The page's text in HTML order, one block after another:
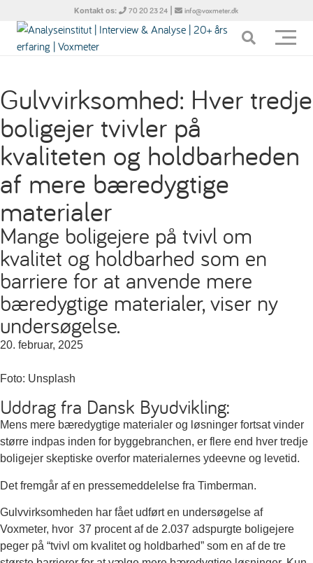
Kontakt os: 70 20 23 24 | info@voxmeter.dk
Gulvvirksomhed: Hver tredje
boligejer tvivler på
kvaliteten og holdbarheden
af mere bæredygtige
materialer
Mange boligejere på tvivl om
kvalitet og holdbarhed som en
barriere for at anvende mere
bæredygtige materialer, viser ny
undersøgelse.
20. februar, 2025
Foto: Unsplash
Uddrag fra Dansk Byudvikling:
Mens mere bæredygtige materialer og løsninger fortsat vinder
større indpas inden for byggebranchen, er flere end hver tredje
boligejer skeptiske overfor materialernes ydeevne og levetid.
Det fremgår af en pressemeddelelse fra Timberman.
Gulvvirksomheden har fået udført en undersøgelse af
Voxmeter, hvor 37 procent af de 2.037 adspurgte boligejere
peger på “tvivl om kvalitet og holdbarhed” som en af de tre